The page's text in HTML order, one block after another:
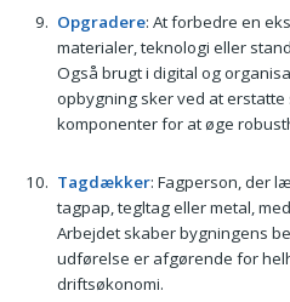
Opgradere: At forbedre en
materialer, teknologi eller
Også brugt i digital og
opbygning sker ved at
komponenter for at øge
Tagdækker: Fagperson, der
tagpap, tegltag eller metal,
Arbejdet skaber bygningens
udførelse er afgørende for
driftsøkonomi.